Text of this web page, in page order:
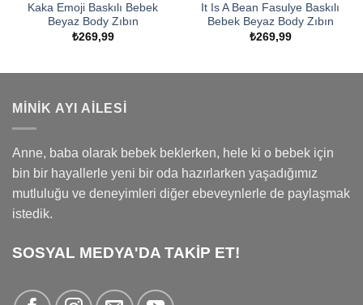
Kaka Emoji Baskılı Bebek
Beyaz Body Zıbın
₺269,99
It Is A Bean Fasulye Baskılı
Bebek Beyaz Body Zıbın
₺269,99
MINIK AYI AILESI
Anne, baba olarak bebek beklerken, hele ki o bebek için
bin bir hayallerle yeni bir oda hazırlarken yaşadığımız
mutluluğu ve deneyimleri diğer ebeveynlerle de paylaşmak
istedik.
SOSYAL MEDYA'DA TAKİP ET!